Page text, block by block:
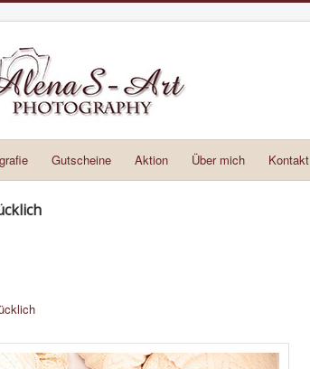
Gutscheine Aktion Über mich Kontakt